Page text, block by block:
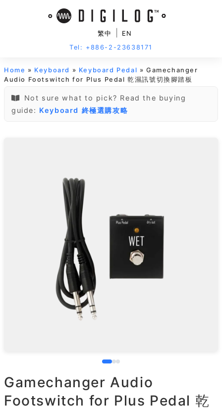
繁中
EN
Tel: +886-2-23638171
Home » Keyboard » Keyboard Pedal » Gamechanger
Audio Footswitch for Plus Pedal 乾濕訊號切換腳踏板
Not sure what to pick? Read the buying
guide: Keyboard 終極選購攻略
Gamechanger Audio
Footswitch for Plus Pedal 乾